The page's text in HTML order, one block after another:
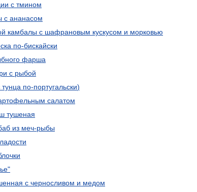
с тмином
с ананасом
камбалы с шафрановым кускусом и морковью
по-бискайски
фарша
с рыбой
тунца по-португальски)
салатом
тушеная
из меч-рыбы
"
с черносливом и медом